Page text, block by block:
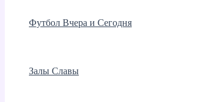
Футбол Вчера и Сегодня
Залы Славы